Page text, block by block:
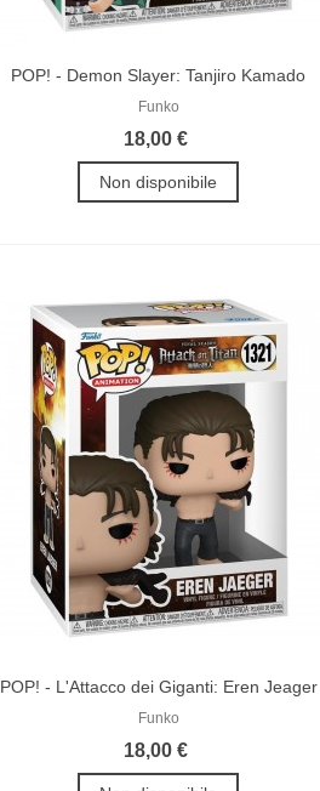
POP! - Demon Slayer: Tanjiro Kamado
Funko
18,00 €
Non disponibile
POP! - L'Attacco dei Giganti: Eren Jeager
Funko
18,00 €